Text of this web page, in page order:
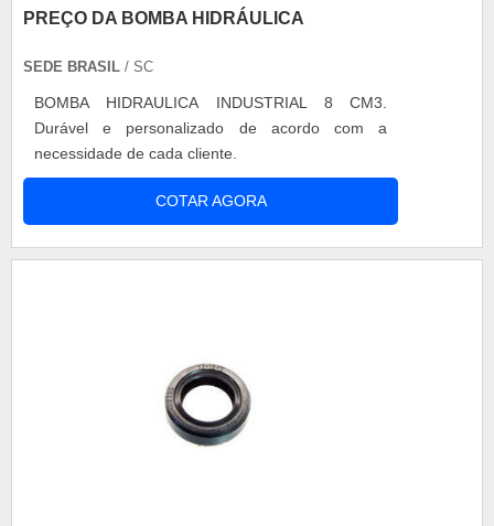
PREÇO DA BOMBA HIDRÁULICA
SEDE BRASIL / SC
BOMBA HIDRAULICA INDUSTRIAL 8 CM3.
Durável e personalizado de acordo com a
necessidade de cada cliente.
COTAR AGORA